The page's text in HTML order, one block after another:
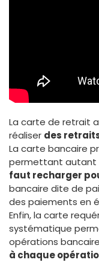
La carte de retrait
réaliser des
La carte bancaire
permettant autant
faut recharger
bancaire dite de
des paiements en
Enfin, la carte
systématique
opérations
à chaque